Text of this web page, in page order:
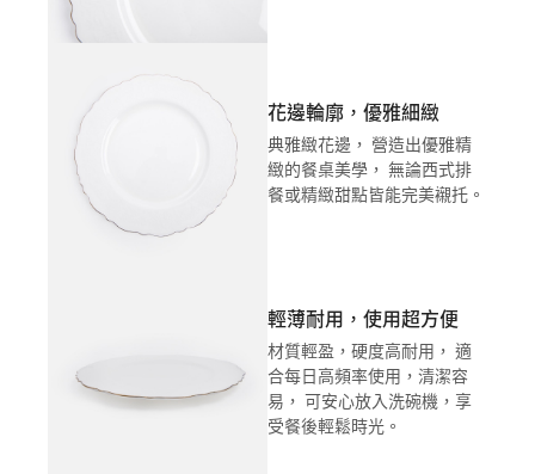
花邊輪廓，優雅細緻
典雅緻花邊， 營造出優雅精
緻的餐桌美學， 無論西式排
餐或精緻甜點皆能完美襯托。
輕薄耐用，使用超方便
材質輕盈，硬度高耐用， 適
合每日高頻率使用，清潔容
易， 可安心放入洗碗機，享
受餐後輕鬆時光。